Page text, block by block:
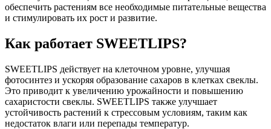
обеспечить растениям все необходимые питательные вещества
и стимулировать их рост и развитие.
Как работает SWEETLIPS?
SWEETLIPS действует на клеточном уровне, улучшая
фотосинтез и ускоряя образование сахаров в клетках свеклы.
Это приводит к увеличению урожайности и повышению
сахаристости свеклы. SWEETLIPS также улучшает
устойчивость растений к стрессовым условиям, таким как
недостаток влаги или перепады температур.